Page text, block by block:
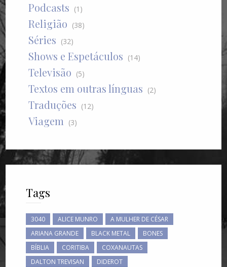
Podcasts (1)
Religião (38)
Séries (32)
Shows e Espetáculos (14)
Televisão (5)
Textos em outras línguas (2)
Traduções (12)
Viagem (3)
Tags
3040 ALICE MUNRO
A MULHER DE CÉSAR
ARIANA GRANDE
BLACK METAL
BONES
BÍBLIA
CORITIBA
COXANAUTAS
DALTON TREVISAN
DIDEROT